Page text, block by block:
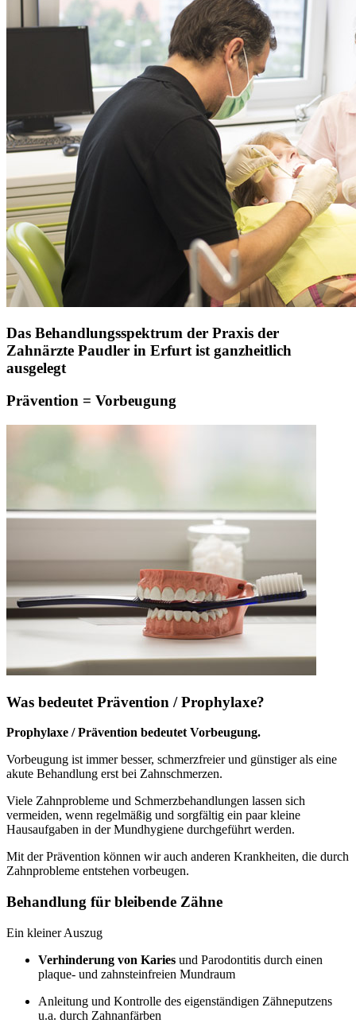
Das Behandlungsspektrum der Praxis der
Zahnärzte Paudler in Erfurt ist ganzheitlich
ausgelegt
Prävention = Vorbeugung
Was bedeutet Prävention / Prophylaxe?
Prophylaxe / Prävention bedeutet Vorbeugung.
Vorbeugung ist immer besser, schmerzfreier und günstiger als eine
akute Behandlung erst bei Zahnschmerzen.
Viele Zahnprobleme und Schmerzbehandlungen lassen sich
vermeiden, wenn regelmäßig und sorgfältig ein paar kleine
Hausaufgaben in der Mundhygiene durchgeführt werden.
Mit der Prävention können wir auch anderen Krankheiten, die durch
Zahnprobleme entstehen vorbeugen.
Behandlung für bleibende Zähne
Ein kleiner Auszug
Verhinderung von Karies und Parodontitis durch einen
plaque- und zahnsteinfreien Mundraum
Anleitung und Kontrolle des eigenständigen Zähneputzens
u.a. durch Zahnanfärben